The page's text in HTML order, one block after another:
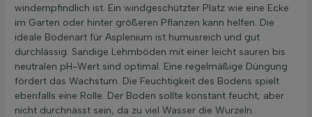
windempfindlich ist. Ein windgeschützter Platz wie eine Ecke
im Garten oder hinter größeren Pflanzen kann helfen. Die
ideale Bodenart für Asplenium ist humusreich und gut
durchlässig. Sandige Lehmböden mit einer leicht sauren bis
neutralen pH-Wert sind optimal. Eine regelmäßige Düngung
fördert das Wachstum. Die Feuchtigkeit des Bodens spielt
ebenfalls eine Rolle. Der Boden sollte konstant feucht, aber
nicht durchnässt sein, da zu viel Wasser die Wurzeln